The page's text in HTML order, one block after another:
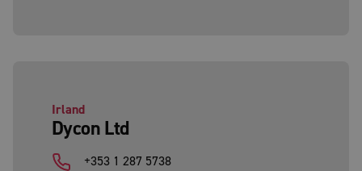
Irland
Dycon Ltd
+353 1 287 5738